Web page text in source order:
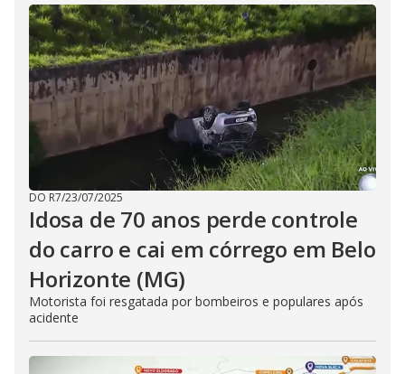
DO R7/23/07/2025
Idosa de 70 anos perde controle
do carro e cai em córrego em Belo
Horizonte (MG)
Motorista foi resgatada por bombeiros e populares após
acidente